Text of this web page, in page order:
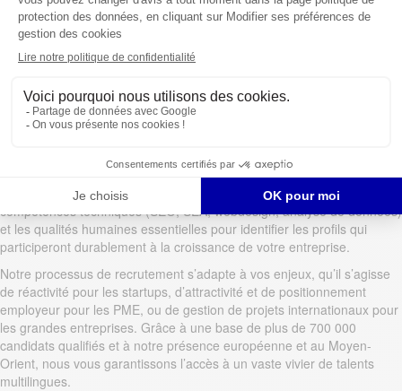
évaluation nous permet de vous présenter uniquement des profils
parfaitement alignés avec vos exigences et votre culture d’entreprise.
service des entreprises
grands comptes dans leurs recrutements marketing grâce à une
expertise reconnue et un consultant spécialisé dédié à chaque
mission. Ce professionnel multilingue maîtrise à la fois les
compétences techniques (SEO, SEA, webdesign, analyse de données)
et les qualités humaines essentielles pour identifier les profils qui
participeront durablement à la croissance de votre entreprise.
Notre processus de recrutement s’adapte à vos enjeux, qu’il s’agisse
de réactivité pour les startups, d’attractivité et de positionnement
employeur pour les PME, ou de gestion de projets internationaux pour
les grandes entreprises. Grâce à une base de plus de 700 000
candidats qualifiés et à notre présence européenne et au Moyen-
Orient, nous vous garantissons l’accès à un vaste vivier de talents
multilingues.